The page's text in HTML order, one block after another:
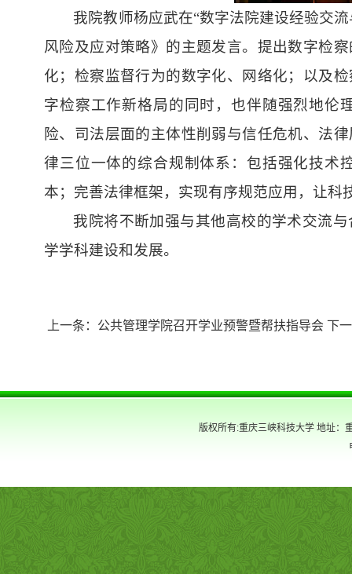
我院教师杨应武在“数字法院建设经验交
风险及应对策略》的主题发言。提出数字检
化；检察监督行为的数字化、网络化；以及
字检察工作新格局的同时，也伴随强烈地伦
险、司法层面的主体性削弱与信任危机、法
律三位一体的综合规制体系：包括强化技术
本；完善法律框架，实现有序规范应用，让科
我院将不断加强与其他高校的学术交流
学学科建设和发展。
上一条： 公共管理学院召开学业预警暨帮扶指导会 下
版权所有:重庆三峡科技大学 地址：